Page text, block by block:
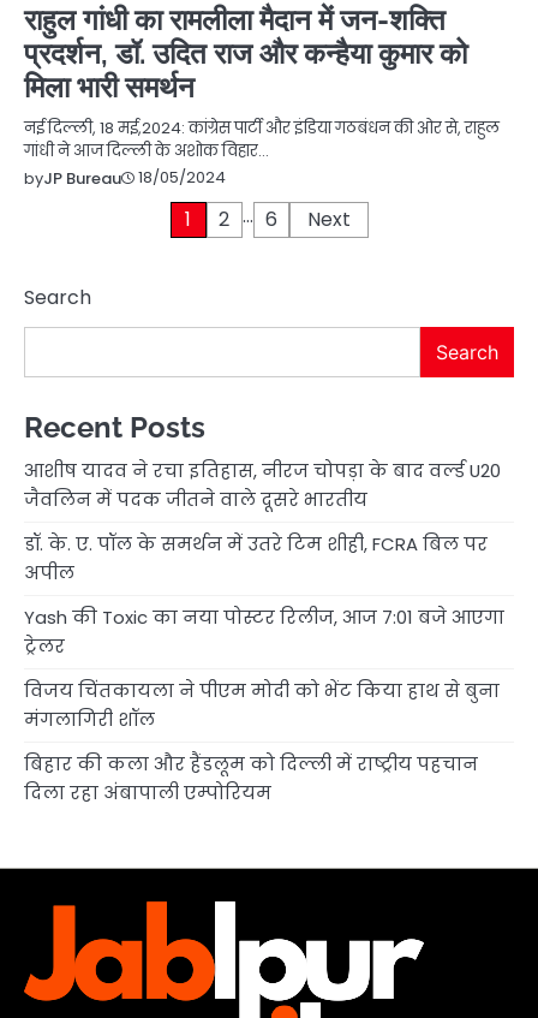
राहुल गांधी का रामलीला मैदान में जन-शक्ति
प्रदर्शन, डॉ. उदित राज और कन्हैया कुमार को
मिला भारी समर्थन
नई दिल्ली, 18 मई,2024: कांग्रेस पार्टी और इंडिया गठबंधन की ओर से, राहुल
गांधी ने आज दिल्ली के अशोक विहार…
byJP Bureau 18/05/2024
1 2 … 6 Next
Search
Search
Recent Posts
आशीष यादव ने रचा इतिहास, नीरज चोपड़ा के बाद वर्ल्ड U20
जैवलिन में पदक जीतने वाले दूसरे भारतीय
डॉ. के. ए. पॉल के समर्थन में उतरे टिम शीही, FCRA बिल पर
अपील
Yash की Toxic का नया पोस्टर रिलीज, आज 7:01 बजे आएगा
ट्रेलर
विजय चिंतकायला ने पीएम मोदी को भेंट किया हाथ से बुना
मंगलागिरी शॉल
बिहार की कला और हैंडलूम को दिल्ली में राष्ट्रीय पहचान
दिला रहा अंबापाली एम्पोरियम